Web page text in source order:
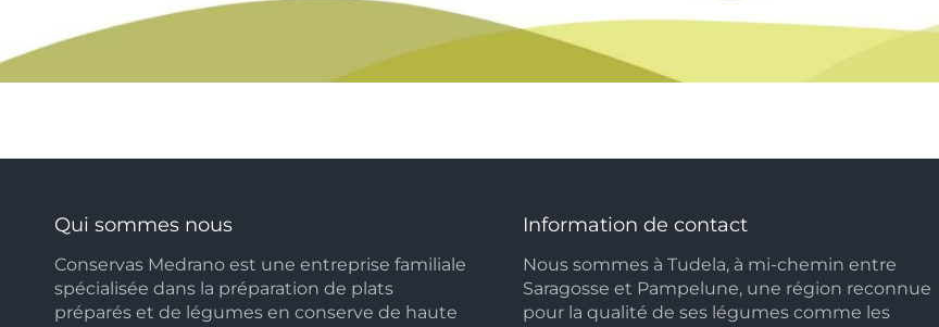
Qui sommes nous
Conservas Medrano est une entreprise familiale
spécialisée dans la préparation de plats
préparés et de légumes en conserve de haute
Information de contact
Nous sommes à Tudela, à mi-chemin entre
Saragosse et Pampelune, une région reconnue
pour la qualité de ses légumes comme les